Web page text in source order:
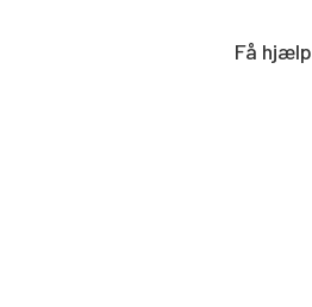
Få hjælp